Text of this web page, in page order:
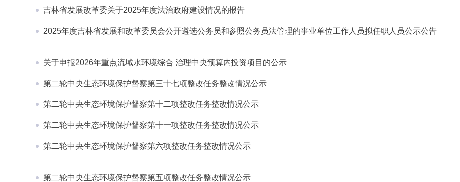
吉林省发展改革委关于2025年度法治政府建设情况的报告
2025年度吉林省发展和改革委员会公开遴选公务员和参照公务员法管理的事业单位工作人员拟任职人员公示公告
关于申报2026年重点流域水环境综合 治理中央预算内投资项目的公示
第二轮中央生态环境保护督察第三十七项整改任务整改情况公示
第二轮中央生态环境保护督察第十二项整改任务整改情况公示
第二轮中央生态环境保护督察第十一项整改任务整改情况公示
第二轮中央生态环境保护督察第六项整改任务整改情况公示
第二轮中央生态环境保护督察第五项整改任务整改情况公示